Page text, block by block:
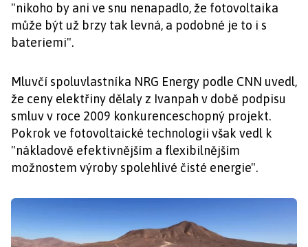
"nikoho by ani ve snu nenapadlo, že fotovoltaika
může být už brzy tak levná, a podobné je to i s
bateriemi".
Mluvčí spoluvlastníka NRG Energy podle CNN uvedl,
že ceny elektřiny dělaly z Ivanpah v době podpisu
smluv v roce 2009 konkurenceschopný projekt.
Pokrok ve fotovoltaické technologii však vedl k
"nákladově efektivnějším a flexibilnějším
možnostem výroby spolehlivé čisté energie".